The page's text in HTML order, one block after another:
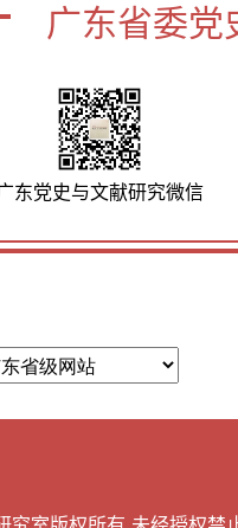
广东省委党
东党史与文献研究微信